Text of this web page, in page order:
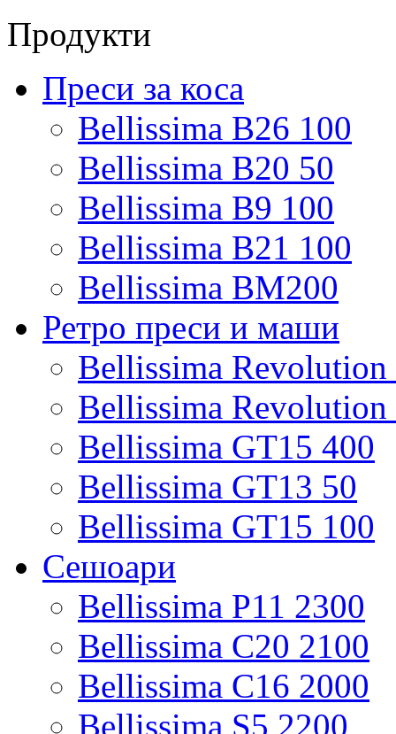
Продукти
Преси за коса
Bellissima B26 100
Bellissima B20 50
Bellissima B9 100
Bellissima B21 100
Bellissima BM200
Ретро преси и маши
Bellissima
Bellissima
Bellissima GT15 400
Bellissima GT13 50
Bellissima GT15 100
Сешоари
Bellissima P11 2300
Bellissima C20 2100
Bellissima C16 2000
Bellissima S5 2200